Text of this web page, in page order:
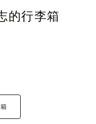
的行李箱